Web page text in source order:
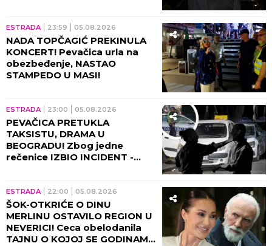
ESTRADA 23:59 05.08.2026
NADA TOPČAGIĆ PREKINULA
KONCERT! Pevačica urla na
obezbeđenje, NASTAO
STAMPEDO U MASI!
ESTRADA 23:00 05.08.2026
PEVAČICA PRETUKLA
TAKSISTU, DRAMA U
BEOGRADU! Zbog jedne
rečenice IZBIO INCIDENT -
ESTRADA 22:00 05.08.2026
ŠOK-OTKRIĆE O DINU
MERLINU OSTAVILO REGION U
NEVERICI! Ceca obelodanila
TAJNU O KOJOJ SE GODINAMA